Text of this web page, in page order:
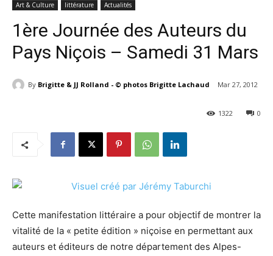
Art & Culture littérature Actualités
1ère Journée des Auteurs du
Pays Niçois – Samedi 31 Mars
By Brigitte & JJ Rolland - © photos Brigitte Lachaud Mar 27, 2012
0
1322
Cette manifestation littéraire a pour objectif de montrer la
vitalité de la « petite édition » niçoise en permettant aux
auteurs et éditeurs de notre département des Alpes-